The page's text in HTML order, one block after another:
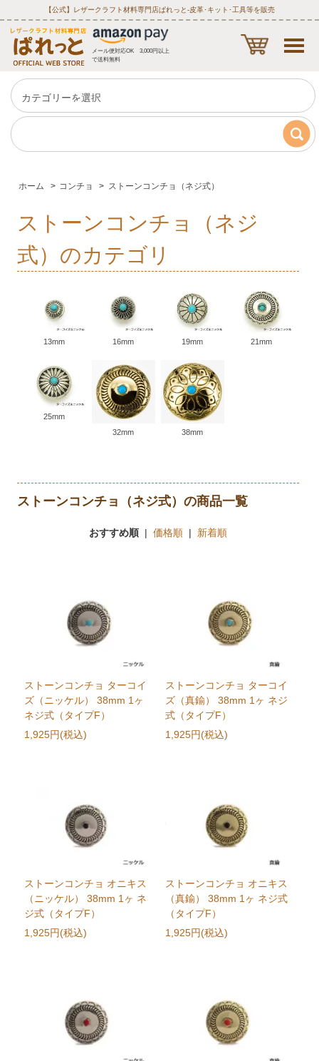
【公式】レザークラフト材料専門店ぱれっと‐皮革･キット･工具等を販売
メール便対応OK 3,000円以上
で送料無料
ホーム > コンチョ > ストーンコンチョ（ネジ式）
ストーンコンチョ（ネジ
式）のカテゴリ
13mm 16mm 19mm 21mm
25mm
32mm
38mm
ストーンコンチョ（ネジ式）の商品一覧
おすすめ順| 価格順| 新着順
ストーンコンチョ ターコイ
ズ（ニッケル） 38mm 1ヶ
ネジ式（タイプF）
1,925円(税込)
ストーンコンチョ ターコイ
ズ（真鍮） 38mm 1ヶ ネジ
式（タイプF）
1,925円(税込)
ストーンコンチョ オニキス
（ニッケル） 38mm 1ヶ ネ
ジ式（タイプF）
1,925円(税込)
ストーンコンチョ オニキス
（真鍮） 38mm 1ヶ ネジ式
（タイプF）
1,925円(税込)